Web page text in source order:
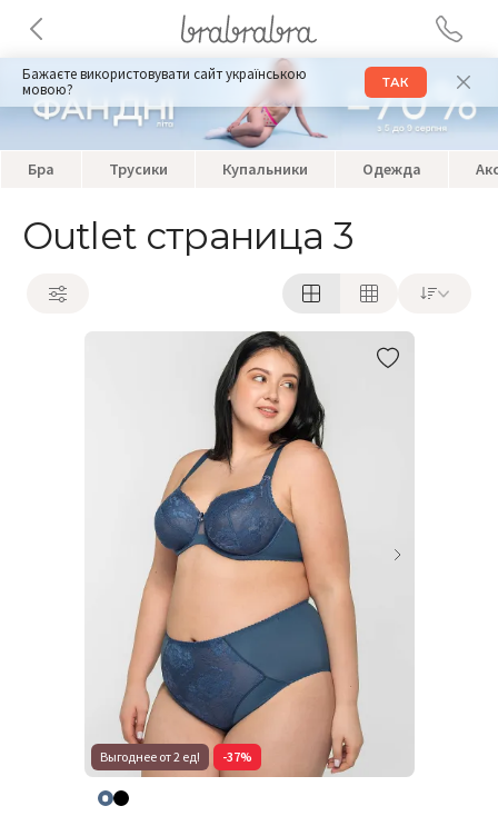
Бажаєте використовувати сайт українською
мовою?
ТАК
Бра Трусики Купальники Одежда
Outlet страница 3
Выгоднее от 2 ед! -37%